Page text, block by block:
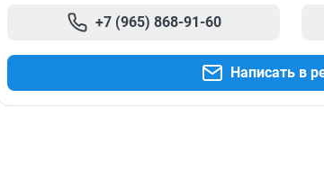
+7 (965) 868-91-60
Написать в